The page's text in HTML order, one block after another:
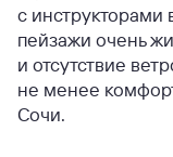
с инструкторами
пейзажи очень
и отсутствие
не менее
Сочи.